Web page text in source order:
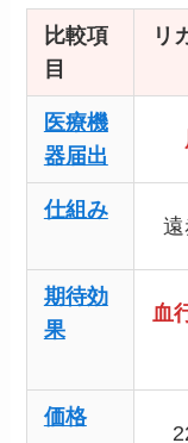
比較項
目
リ
医療機
器届出
仕組み
期待効
果
血
価格